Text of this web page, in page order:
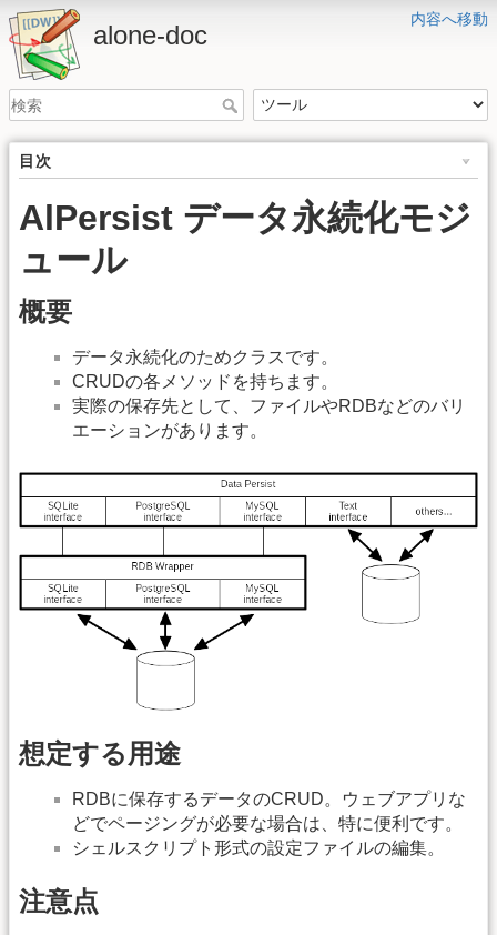
内容へ移動
alone-doc
目次
AlPersist データ永続化モジ
ュール
概要
データ永続化のためクラスです。
CRUDの各メソッドを持ちます。
実際の保存先として、ファイルやRDBなどのバリ
エーションがあります。
想定する用途
RDBに保存するデータのCRUD。ウェブアプリな
どでページングが必要な場合は、特に便利です。
シェルスクリプト形式の設定ファイルの編集。
注意点